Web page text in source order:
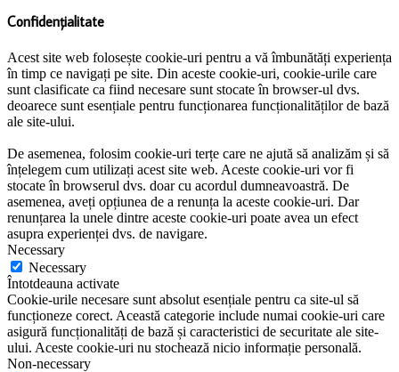
Confidențialitate
Acest site web folosește cookie-uri pentru a vă îmbunătăți experiența
în timp ce navigați pe site. Din aceste cookie-uri, cookie-urile care
sunt clasificate ca fiind necesare sunt stocate în browser-ul dvs.
deoarece sunt esențiale pentru funcționarea funcționalităților de bază
ale site-ului.
De asemenea, folosim cookie-uri terțe care ne ajută să analizăm și să
înțelegem cum utilizați acest site web. Aceste cookie-uri vor fi
stocate în browserul dvs. doar cu acordul dumneavoastră. De
asemenea, aveți opțiunea de a renunța la aceste cookie-uri. Dar
renunțarea la unele dintre aceste cookie-uri poate avea un efect
asupra experienței dvs. de navigare.
Necessary
Necessary
Întotdeauna activate
Cookie-urile necesare sunt absolut esențiale pentru ca site-ul să
funcționeze corect. Această categorie include numai cookie-uri care
asigură funcționalități de bază și caracteristici de securitate ale site-
ului. Aceste cookie-uri nu stochează nicio informație personală.
Non-necessary